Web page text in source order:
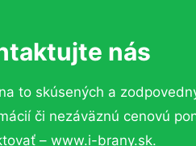
nás
to skúsených a
či nezáväznú cenovú
– www.i-brany.sk.